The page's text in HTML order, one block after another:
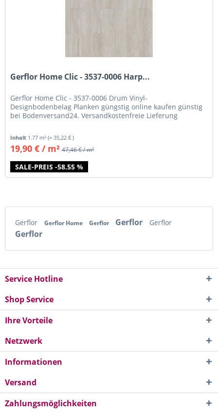
SALE-PREIS -58.55 %
Gerflor Home Clic - 3537-0006 Harp...
Gerflor Home Clic - 3537-0006 Drum Vinyl-
Designbodenbelag Planken güngstig online kaufen günstig
bei Bodenversand24. Versandkostenfreie Lieferung
Inhalt 1.77 m²(= 35,22 € )
19,90 € / m² 47,46 € / m²
Gerflor Gerflor Home Gerflor Gerflor Gerflor
Gerflor
Service Hotline
Shop Service
Ihre Vorteile
Netzwerk
Informationen
Versand
Zahlungsmöglichkeiten